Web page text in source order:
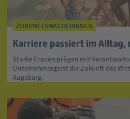
ZUKUNFTSMACHERINNEN
Karriere passiert im Alltag,
Starke Frauen prägen mit
Unternehmergeist die Zukunft des
Augsburg.